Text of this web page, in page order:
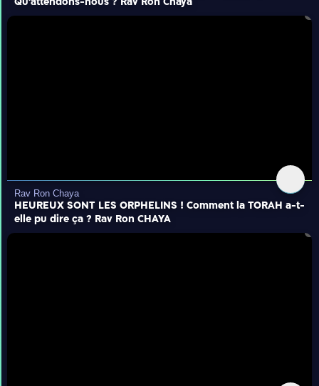
Rav Ron Chaya
HEUREUX SONT LES ORPHELINS ! Comment la TORAH a-t-
elle pu dire ça ? Rav Ron CHAYA